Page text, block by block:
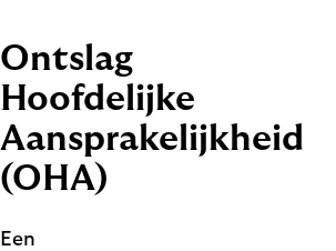
Ontslag
Hoofdelijke
Aansprakelijkheid
(OHA)
Een